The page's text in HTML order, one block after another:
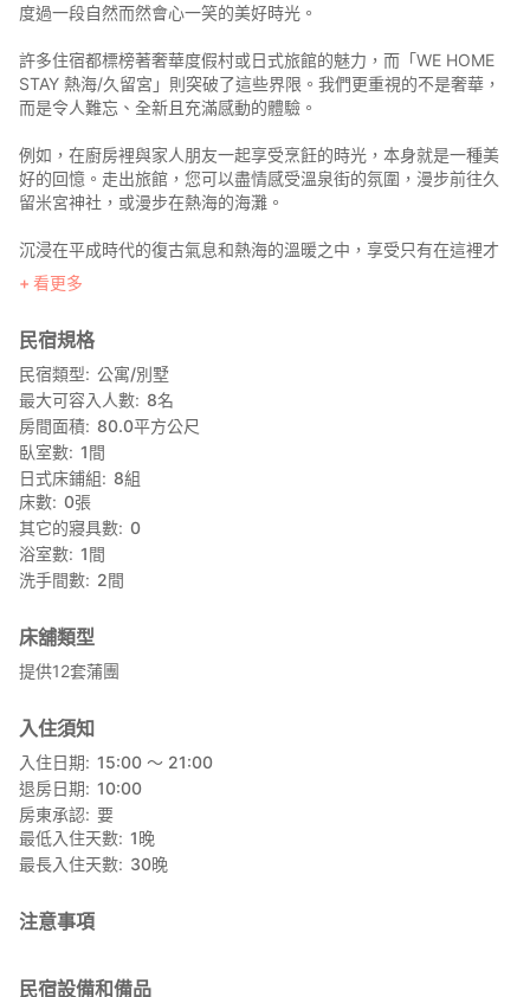
度過一段自然而然會心一笑的美好時光。
許多住宿都標榜著奢華度假村或日式旅館的魅力，而「WE HOME
STAY 熱海/久留宮」則突破了這些界限。我們更重視的不是奢華，
而是令人難忘、全新且充滿感動的體驗。
例如，在廚房裡與家人朋友一起享受烹飪的時光，本身就是一種美
好的回憶。走出旅館，您可以盡情感受溫泉街的氛圍，漫步前往久
留米宮神社，或漫步在熱海的海灘。
沉浸在平成時代的復古氣息和熱海的溫暖之中，享受只有在這裡才
能體驗到的特別時光。我們以「#ASOBU Freedom」為理念，提供
全新的住宿體驗。
看更多
民宿規格
民宿類型
公寓/別墅
最大可容入人數 8名
房間面積 80.0平方公尺
臥室數 1間
日式床鋪組
8組
床數 0張
其它的寢具數 0
浴室數 1間
洗手間數
2間
床舖類型
提供12套蒲團
入住須知
入住日期
15:00 〜 21:00
退房日期
10:00
房東承認
要
最低入住天數 1晚
最長入住天數
30晚
注意事項
民宿設備和備品